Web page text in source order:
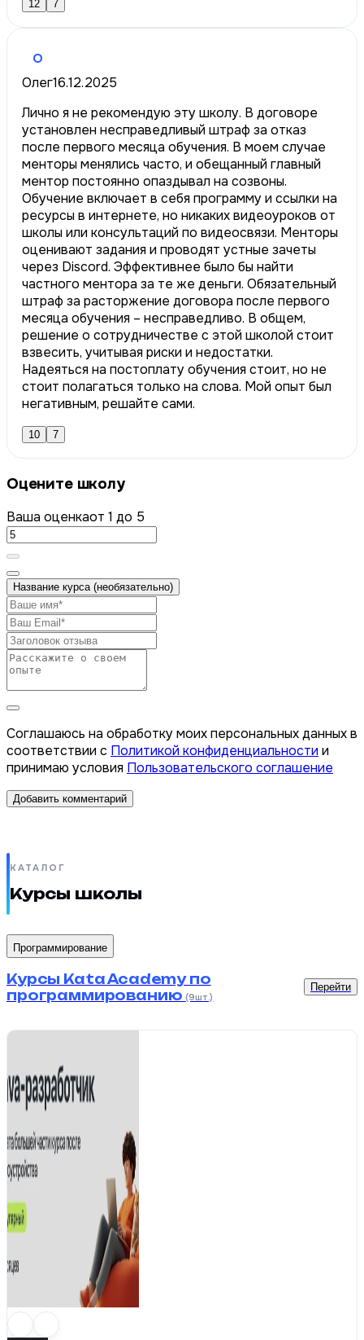
12 7
О
Олег16.12.2025
Лично я не рекомендую эту школу. В договоре
установлен несправедливый штраф за отказ
после первого месяца обучения. В моем случае
менторы менялись часто, и обещанный главный
ментор постоянно опаздывал на созвоны.
Обучение включает в себя программу и ссылки на
ресурсы в интернете, но никаких видеоуроков от
школы или консультаций по видеосвязи. Менторы
оценивают задания и проводят устные зачеты
через Discord. Эффективнее было бы найти
частного ментора за те же деньги. Обязательный
штраф за расторжение договора после первого
месяца обучения – несправедливо. В общем,
решение о сотрудничестве с этой школой стоит
взвесить, учитывая риски и недостатки.
Надеяться на постоплату обучения стоит, но не
стоит полагаться только на слова. Мой опыт был
негативным, решайте сами.
10 7
Оцените школу
Ваша оценкаот 1 до 5
Название курса (необязательно)
Соглашаюсь на обработку моих персональных данных в
соответствии с Политикой конфиденциальности и
принимаю условия Пользовательского соглашение
Добавить комментарий
КАТАЛОГ
Курсы школы
Программирование
Курсы Kata Academy по
программированию(9шт.)
Перейти